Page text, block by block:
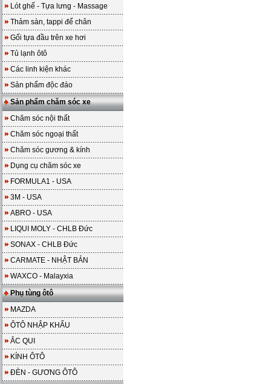
Lót ghế - Tựa lưng - Massage
Thảm sàn, tappi để chân
Gối tựa đầu trên xe hơi
Tủ lạnh ôtô
Các linh kiện khác
Sản phẩm độc đáo
Sản phẩm chăm sóc xe
Chăm sóc nội thất
Chăm sóc ngoại thất
Chăm sóc gương & kính
Dụng cụ chăm sóc xe
FORMULA1 - USA
3M - USA
ABRO - USA
LIQUI MOLY - CHLB Đức
SONAX - CHLB Đức
CARMATE - NHẬT BẢN
WAXCO - Malayxia
Phụ tùng ôtô
MAZDA
ÔTÔ NHẬP KHẨU
ẮC QUI
KÍNH ÔTÔ
ĐÈN - GƯƠNG ÔTÔ